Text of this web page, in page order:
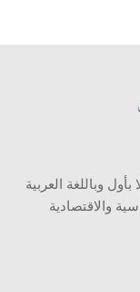
وباللغة العربية
والاقتصادية